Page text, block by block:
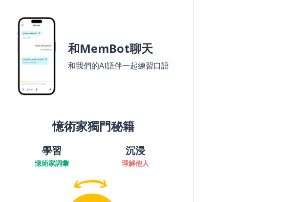
和MemBot聊天
和我們的AI語伴一起練習口語
憶術家獨門秘籍
學習
憶術家詞彙
沉浸
理解他人